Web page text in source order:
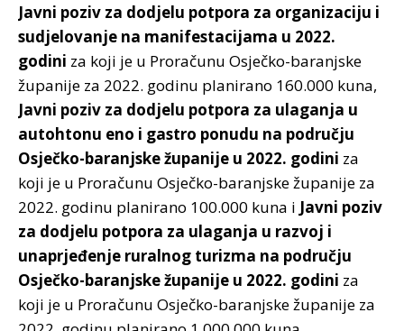
Javni poziv za dodjelu potpora za organizaciju i
sudjelovanje na manifestacijama u 2022.
godini za koji je u Proračunu Osječko-baranjske
županije za 2022. godinu planirano 160.000 kuna,
Javni poziv za dodjelu potpora za ulaganja u
autohtonu eno i gastro ponudu na području
Osječko-baranjske županije u 2022. godini za
koji je u Proračunu Osječko-baranjske županije za
2022. godinu planirano 100.000 kuna i Javni poziv
za dodjelu potpora za ulaganja u razvoj i
unaprjeđenje ruralnog turizma na području
Osječko-baranjske županije u 2022. godini za
koji je u Proračunu Osječko-baranjske županije za